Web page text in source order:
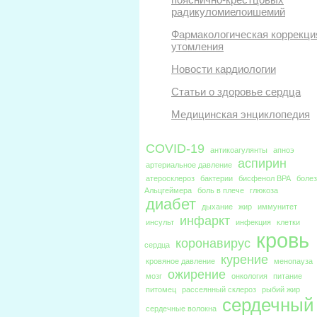
радикуломиелоишемий
Фармакологическая
утомления
Новости кардиологии
Статьи о здоровье сердца
Медицинская энциклопедия
COVID-19 антикоагулянты
апноэ
артериальное давление
аспирин
атеросклероз бактерии бисфенол BPA
Альцгеймера
боль в плече глюкоза
диабет дыхание жир
иммунитет
инсульт
инфаркт инфекция клетки
сердца коронавирус кровь
кровяное давление курение
менопауза
мозг
ожирение онкология
питание
питомец
рассеянный склероз рыбий жир
сердечные волокна
сердечный